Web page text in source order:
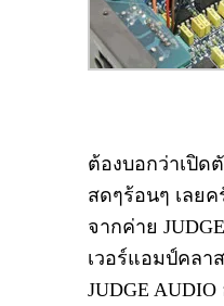
ต้องบอกว่าเปิด
สดๆร้อนๆ เลยค
จากค่าย
เวอร์แอมป์คลา
JUDGE